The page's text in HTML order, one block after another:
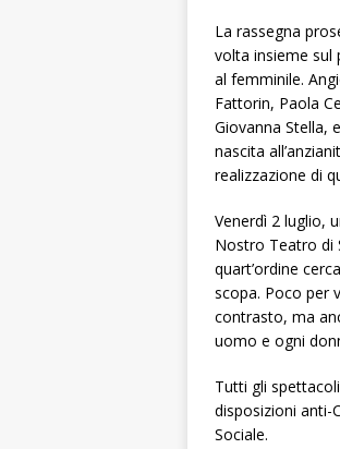
La rassegna
volta insieme sul
al femminile.
Fattorin, Paola
Giovanna Stella,
nascita
realizzazione di
Venerdì 2 luglio,
Nostro Teatro di
quart’ordine
scopa. Poco per
contrasto, ma
uomo e ogni
Tutti gli
disposizioni anti-
Sociale.